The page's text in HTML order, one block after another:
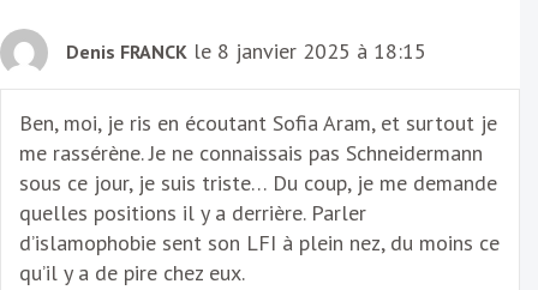
Denis FRANCK le 8 janvier 2025 à 18:15
Ben, moi, je ris en écoutant Sofia Aram, et surtout je
me rassérène. Je ne connaissais pas Schneidermann
sous ce jour, je suis triste… Du coup, je me demande
quelles positions il y a derrière. Parler
d’islamophobie sent son LFI à plein nez, du moins ce
qu’il y a de pire chez eux.